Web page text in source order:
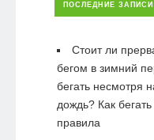
ПОСЛЕДНИЕ ЗАПИСИ
Стоит ли
бегом в зимний
бегать несмотря
дождь? Как
правила